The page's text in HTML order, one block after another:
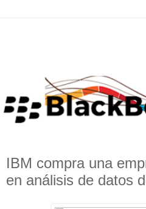
IBM compra una
en análisis de datos